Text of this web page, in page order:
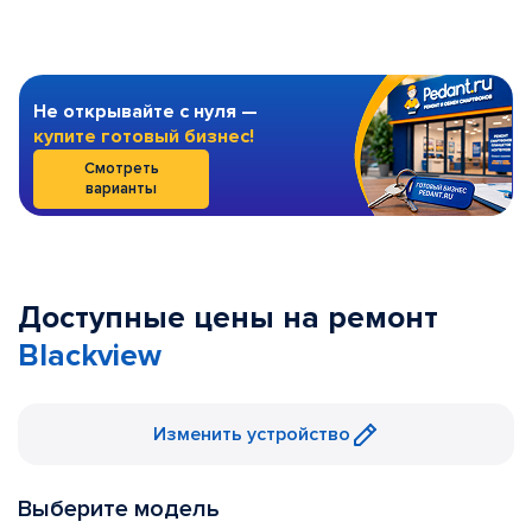
Не открывайте с нуля —
купите готовый бизнес!
Смотреть
варианты
Доступные цены на ремонт
Blackview
Изменить устройство
Выберите модель